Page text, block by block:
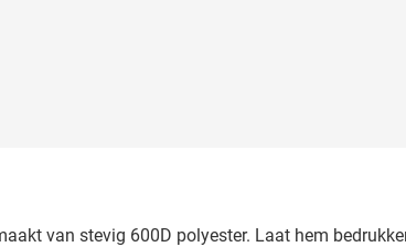
van stevig 600D polyester. Laat hem